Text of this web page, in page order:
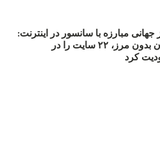
روز جهانی مبارزه با سانسور در اینترنت:
#آزادی هم‌آیند گزارشگران‌ بدون مرز، ۲۲ سایت را در
کرد